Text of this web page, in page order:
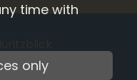
time with
only